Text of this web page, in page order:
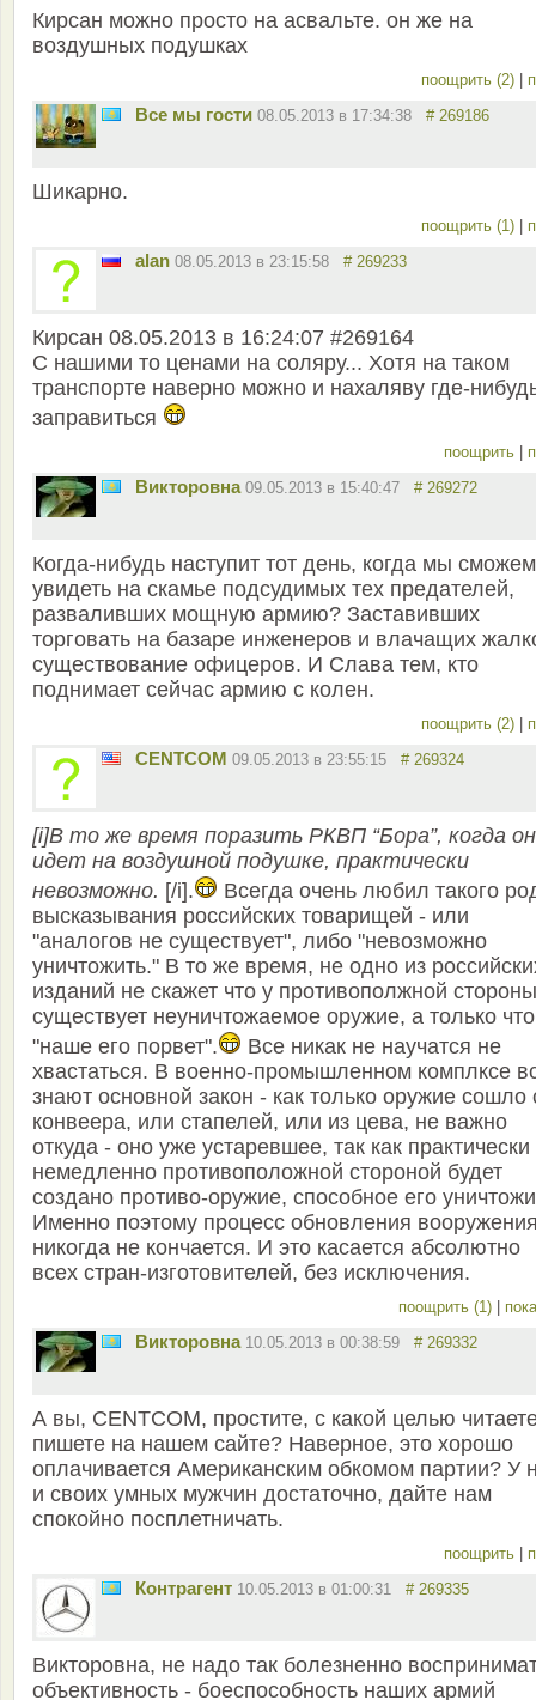
Кирсан можно просто на асвальте. он же на
воздушных подушках
поощрить (2)
Все мы гости 08.05.2013 в 17:34:38 # 269186
Шикарно.
поощрить (1)
alan 08.05.2013 в 23:15:58 # 269233
Кирсан 08.05.2013 в 16:24:07 #269164
С нашими то ценами на соляру... Хотя на таком
транспорте наверно можно и нахаляву где-
заправиться
поощрить
Викторовна 09.05.2013 в 15:40:47 # 269272
Когда-нибудь наступит тот день, когда мы сможем
увидеть на скамье подсудимых тех предателей,
разваливших мощную армию? Заставивших
торговать на базаре инженеров и влачащих
существование офицеров. И Слава тем, кто
поднимает сейчас армию с колен.
поощрить (2)
CENTCOM 09.05.2013 в 23:55:15 # 269324
[i]В то же время поразить РКВП “Бора”, когда он
идет на воздушной подушке, практически
невозможно. [/i].
Всегда очень любил такого
высказывания российских товарищей - или
"аналогов не существует", либо "невозможно
уничтожить." В то же время, не одно из
изданий не скажет что у противополжной стороны
существует неуничтожаемое оружие, а только что
"наше его порвет".
Все никак не научатся не
хвастаться. В военно-промышленном комплксе
знают основной закон - как только оружие сошло
конвеера, или стапелей, или из цева, не важно
откуда - оно уже устаревшее, так как практически
немедленно противоположной стороной будет
создано противо-оружие, способное его
Именно поэтому процесс обновления
никогда не кончается. И это касается абсолютно
всех стран-изготовителей, без исключения.
поощрить (1)
Викторовна 10.05.2013 в 00:38:59 # 269332
А вы, CENTCOM, простите, с какой целью
пишете на нашем сайте? Наверное, это хорошо
оплачивается Американским обкомом партии? У
и своих умных мужчин достаточно, дайте нам
спокойно посплетничать.
поощрить
Контрагент 10.05.2013 в 01:00:31 # 269335
Викторовна, не надо так болезненно
объективность - боеспособность наших армий